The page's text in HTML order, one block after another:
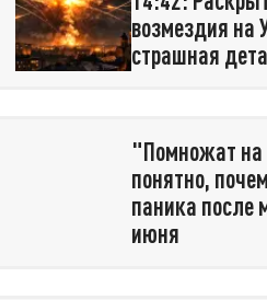
возмездия на
страшная
"Помножат на
понятно,
паника после
июня